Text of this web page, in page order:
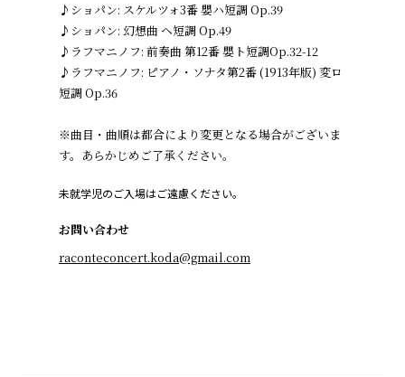
♪ショパン: スケルツォ3番 嬰ハ短調 Op.39
♪ショパン: 幻想曲 ヘ短調 Op.49
♪ラフマニノフ: 前奏曲 第12番 嬰ト短調Op.32-12
♪ラフマニノフ: ピアノ・ソナタ第2番 (1913年版) 変ロ
短調 Op.36
​※曲目・曲順は都合により変更となる場合がございま
す。あらかじめご了承ください。
未就学児のご入場はご遠慮ください。
お問い合わせ
raconteconcert.koda@gmail.com